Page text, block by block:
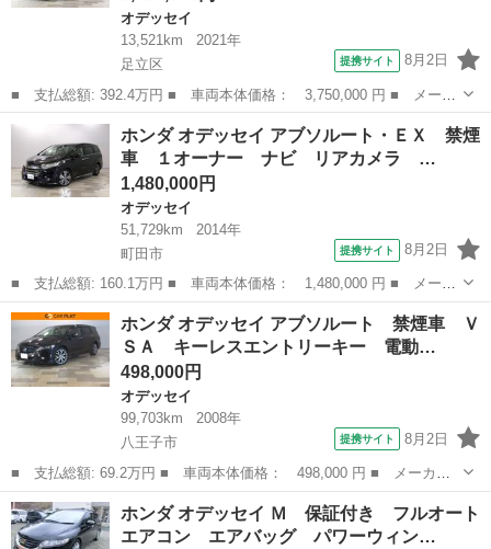
オデッセイ
13,521km
2021年
足立区
提携サイト 8月2日
■ 支払総額: 392.4万円 ■ 車両本体価格： 3,750,000 円 ■ メーカ
ー名： ホンダ ■ 車種名： オデッセイ ■ グレード名： アブソ
ルート・ＥＸ ナビ リア席モニター 両側オートスライド 全方位
カメラ ...
足立区 オデッセイ
ホンダ オデッセイ アブソルート・ＥＸ 禁煙
車 １オーナー ナビ リアカメラ …
1,480,000円
オデッセイ
51,729km
2014年
町田市
提携サイト 8月2日
■ 支払総額: 160.1万円 ■ 車両本体価格： 1,480,000 円 ■ メーカ
ー名： ホンダ ■ 車種名： オデッセイ ■ グレード名： アブソ
ルート・ＥＸ 禁煙車 １オーナー ナビ リアカメラ ＥＴＣ パ
ドル ク...
東京 町田市 オデッセイ
ホンダ オデッセイ アブソルート 禁煙車 Ｖ
ＳＡ キーレスエントリーキー 電動…
498,000円
オデッセイ
99,703km
2008年
八王子市
提携サイト 8月2日
■ 支払総額: 69.2万円 ■ 車両本体価格： 498,000 円 ■ メーカー
名： ホンダ ■ 車種名： オデッセイ ■ グレード名： アブソル
ート 禁煙車 ＶＳＡ キーレスエントリーキー 電動格納ドアミラ
ー ワンセグ...
東京 八王子市 オデッセイ
ホンダ オデッセイ Ｍ 保証付き フルオート
エアコン エアバッグ パワーウィン…